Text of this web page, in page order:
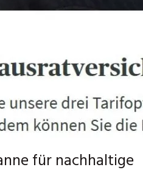
für nachhaltige